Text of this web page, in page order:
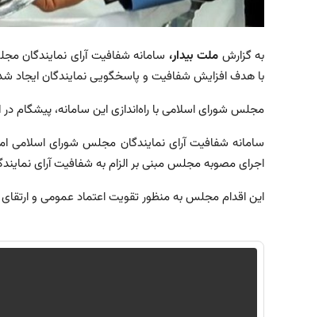
به گزارش ملت بیدار، سامانه شفافیت آرای نمایندگان
با هدف افزایش شفافیت و پاسخگویی نمایندگان ایجاد
مجلس شورای اسلامی با راه‌اندازی این سامانه، پیشگام
سامانه شفافیت آرای نمایندگان مجلس شورای اسلامی
اجرای مصوبه مجلس مبنی بر الزام به شفافیت آرای
این اقدام مجلس به منظور تقویت اعتماد عمومی و